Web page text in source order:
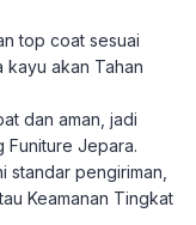
top coat sesuai
kayu akan Tahan
dan aman, jadi
Funiture Jepara.
standar pengiriman,
Keamanan Tingkat